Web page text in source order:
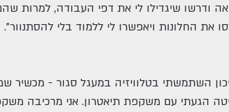
ודרשו שיגדילו לי את דפי העבודה,
את החלונות ויאפשרו לי ללמוד בלי להסתנוור".
השתמשתי בטלוויזיה במעגל סגור -
הגעתי עם משקפת תיאטרון. אני מרכיבה